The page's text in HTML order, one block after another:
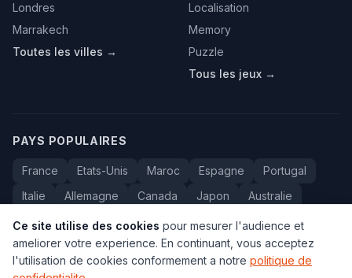
Londres
Marrakech
Toutes les villes →
Localisation
Memory
Puzzle
Tous les jeux →
PAYS POPULAIRES
France Etats-Unis Maroc Espagne
Portugal
Italie
Allemagne Canada Japon
Australie
Bresil
Algerie Tunisie Belgique Drapeaux
Ce site utilise des cookies pour mesurer l'audience et
ameliorer votre experience. En continuant, vous acceptez
l'utilisation de cookies conformement a notre politique de